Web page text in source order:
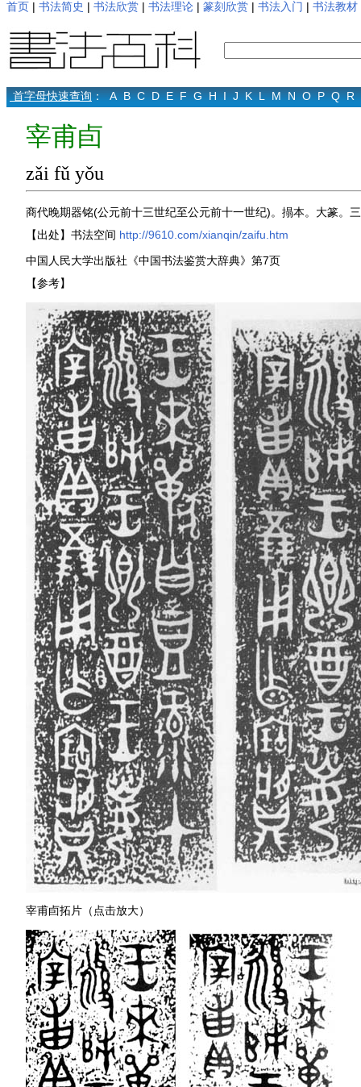
首页 | 书法简史 | 书法欣赏 | 书法理论 | 篆刻欣赏 | 书法入门 | 书法教材
首字母快速查询： A B C D E F G H I J K L M N O P Q R
宰甫卣
zǎi fǔ yǒu
商代晚期器铭(公元前十三世纪至公元前十一世纪)。搨本。大篆。
【出处】书法空间 http://9610.com/xianqin/zaifu.htm
中国人民大学出版社《中国书法鉴赏大辞典》第7页
【参考】
宰甫卣拓片（点击放大）